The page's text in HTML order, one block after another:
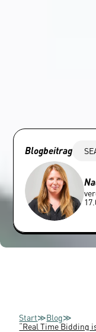
Blogbeitrag
Start≫Blog≫
“Real Time Bidding